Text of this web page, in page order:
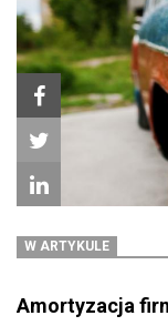
W ARTYKULE
Amortyzacja